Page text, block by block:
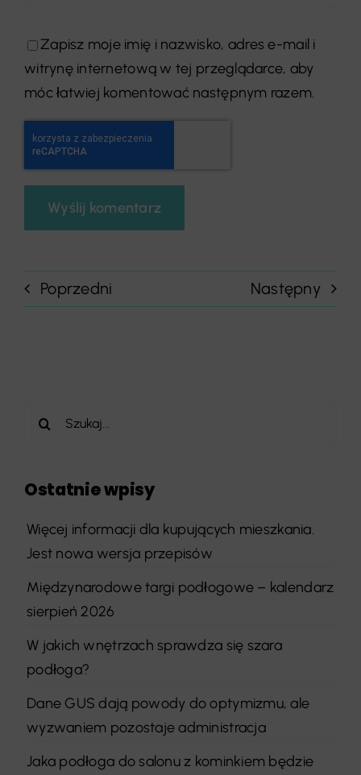
Zapisz moje imię i nazwisko, adres e-mail i
witrynę internetową w tej przeglądarce, aby
móc łatwiej komentować następnym razem.
Poprzedni Następny
Szukaj
Ostatnie wpisy
Więcej informacji dla kupujących mieszkania.
Jest nowa wersja przepisów
Międzynarodowe targi podłogowe – kalendarz
sierpień 2026
W jakich wnętrzach sprawdza się szara
podłoga?
Dane GUS dają powody do optymizmu, ale
wyzwaniem pozostaje administracja
Jaka podłoga do salonu z kominkiem będzie